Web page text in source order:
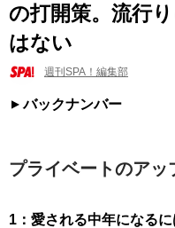
の打開策。流行
はない
週刊SPA！編集部
バックナンバー
プライベートのア
1：愛される中年になる